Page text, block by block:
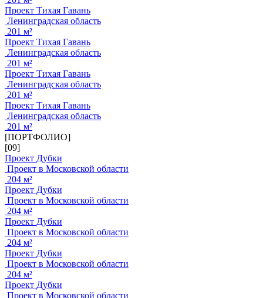
Проект Тихая Гавань
Ленинградская область
201 м²
Проект Тихая Гавань
Ленинградская область
201 м²
Проект Тихая Гавань
Ленинградская область
201 м²
Проект Тихая Гавань
Ленинградская область
201 м²
[ПОРТФОЛИО]
[09]
Проект Дубки
Проект в Московской области
204 м²
Проект Дубки
Проект в Московской области
204 м²
Проект Дубки
Проект в Московской области
204 м²
Проект Дубки
Проект в Московской области
204 м²
Проект Дубки
Проект в Московской области